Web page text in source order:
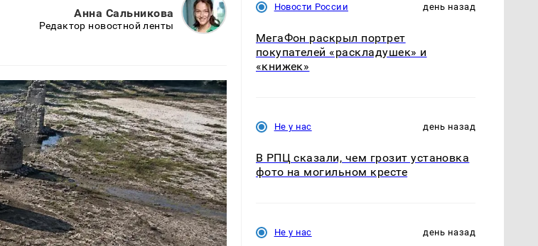
Анна Сальникова
Редактор новостной ленты
Новости России день назад
МегаФон раскрыл портрет
покупателей «раскладушек» и
«книжек»
Не у нас день назад
В РПЦ сказали, чем грозит установка
фото на могильном кресте
Не у нас день назад